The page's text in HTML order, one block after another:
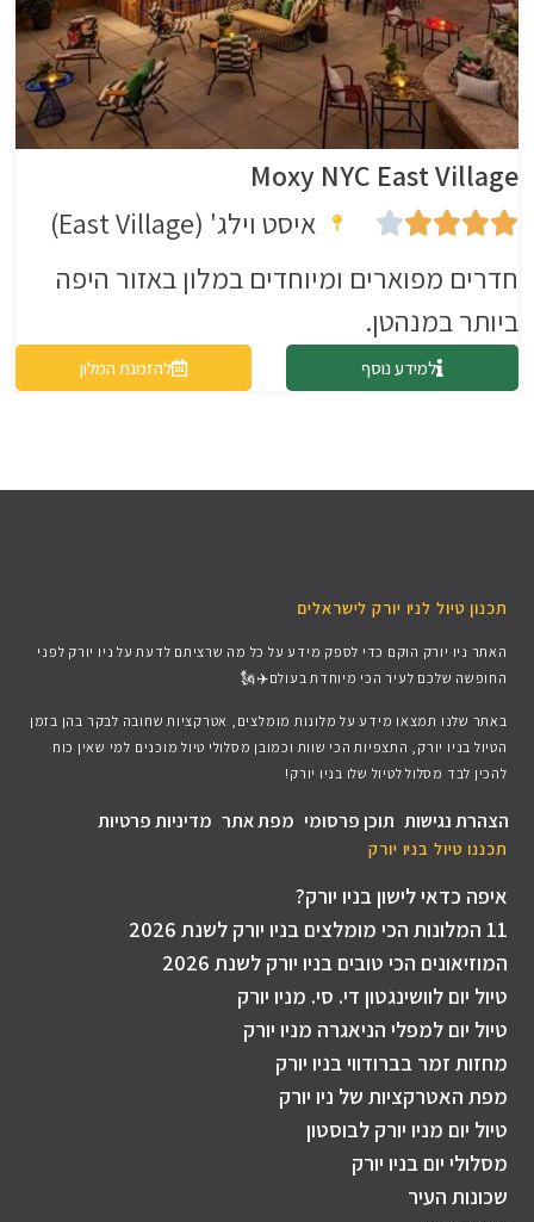
Moxy NYC East Village





איסט וילג' (East Village)
חדרים מפוארים ומיוחדים במלון באזור היפה
ביותר במנהטן.
למידע נוסף להזמנת המלון
תכנון טיול לניו יורק לישראלים
האתר ניו יורק הוקם כדי לספק מידע על כל מה שרציתם לדעת על ניו יורק לפני
החופשה שלכם לעיר הכי מיוחדת בעולם✈️🗽
באתר שלנו תמצאו מידע על מלונות מומלצים, אטרקציות שחובה לבקר בהן בזמן
הטיול בניו יורק, התצפיות הכי שוות וכמובן מסלולי טיול מוכנים למי שאין כוח
להכין לבד מסלול לטיול שלו בניו יורק!
הצהרת נגישות תוכן פרסומי מפת אתר מדיניות פרטיות
תכננו טיול בניו יורק​
איפה כדאי לישון בניו יורק?
11 המלונות הכי מומלצים בניו יורק לשנת 2026
המוזיאונים הכי טובים בניו יורק לשנת 2026
טיול יום לוושינגטון די. סי. מניו יורק
טיול יום למפלי הניאגרה מניו יורק
מחזות זמר בברודווי בניו יורק
מפת האטרקציות של ניו יורק
טיול יום מניו יורק לבוסטון
מסלולי יום בניו יורק
שכונות העיר